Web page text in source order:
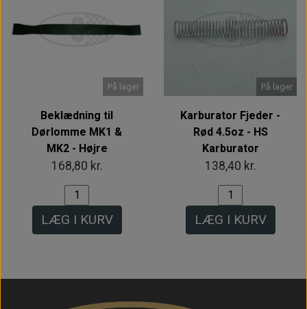
På lager
Beklædning til
Dørlomme MK1 &
MK2 - Højre
168,80 kr.
LÆG I KURV
På lager
Karburator Fjeder -
Rød 4.5oz - HS
Karburator
138,40 kr.
LÆG I KURV